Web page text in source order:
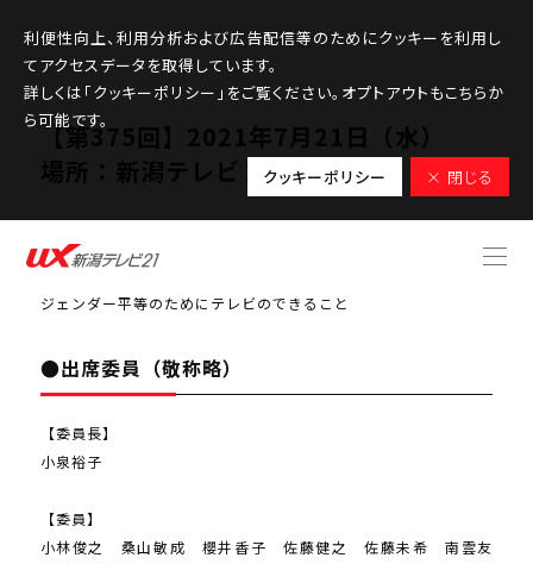
利便性向上、利用分析および広告配信等のためにクッキーを利用し
てアクセスデータを取得しています。
詳しくは「クッキーポリシー」をご覧ください。オプトアウトもこちらか
ら可能です。
クッキーポリシー × 閉じる
【第375回】2021年7月21日（水）
場所：新潟テレビ２１大会議室
●検討課題番組
ジェンダー平等のためにテレビのできること
●出席委員（敬称略）
【委員長】
小泉裕子
【委員】
小林俊之 桑山敏成 櫻井香子 佐藤健之 佐藤未希 南雲友